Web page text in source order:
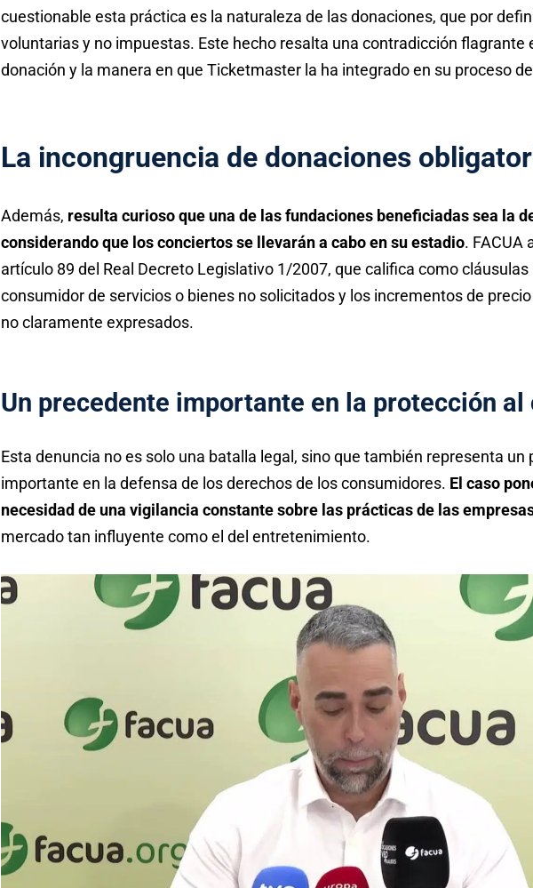
cuestionable esta práctica es la naturaleza de las donaciones, que por
voluntarias y no impuestas. Este hecho resalta una contradicción flagrante
donación y la manera en que Ticketmaster la ha integrado en su proceso
La incongruencia de donaciones
Además, resulta curioso que una de las fundaciones beneficiadas sea la
considerando que los conciertos se llevarán a cabo en su estadio. FACUA
artículo 89 del Real Decreto Legislativo 1/2007, que califica como
consumidor de servicios o bienes no solicitados y los incrementos de
no claramente expresados.
Un precedente importante en la protección
Esta denuncia no es solo una batalla legal, sino que también representa un
importante en la defensa de los derechos de los consumidores. El caso
necesidad de una vigilancia constante sobre las prácticas de las
mercado tan influyente como el del entretenimiento.